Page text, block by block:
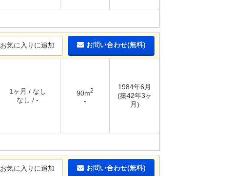
お気に入りに追加 お問い合わせ(無料)
1ヶ月 / なし
なし / -
90m2
-
1984年6月
(築42年3ヶ
月)
お気に入りに追加 お問い合わせ(無料)